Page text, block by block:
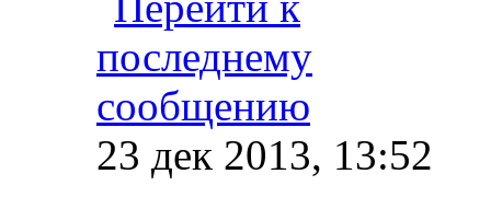
23 дек 2013, 13:52